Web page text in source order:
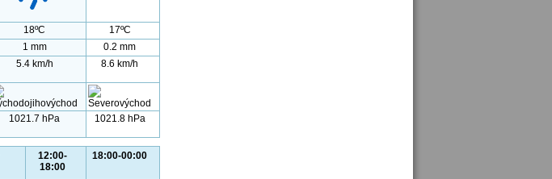
18ºC
17ºC
1 mm
0.2 mm
5.4 km/h 8.6 km/h
1021.7 hPa 1021.8 hPa
12:00-
18:00
18:00-00:00